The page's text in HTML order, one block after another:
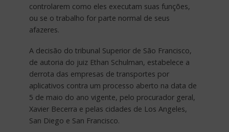
controlarem como eles executam suas funções,
ou se o trabalho for parte normal de seus
afazeres.
A decisão do tribunal Superior de São Francisco,
de autoria do juiz Ethan Schulman, estabelece a
derrota das empresas de transportes por
aplicativos contra um processo aberto na data de
5 de maio do ano vigente, pelo procurador geral,
Xavier Becerra e pelas cidades de Los Angeles,
San Diego e San Francisco.